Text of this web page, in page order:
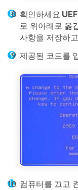
확인하세요.
로 위아래로 옮
사항을 저장하고
제공된 코드를
컴퓨터를 끄고